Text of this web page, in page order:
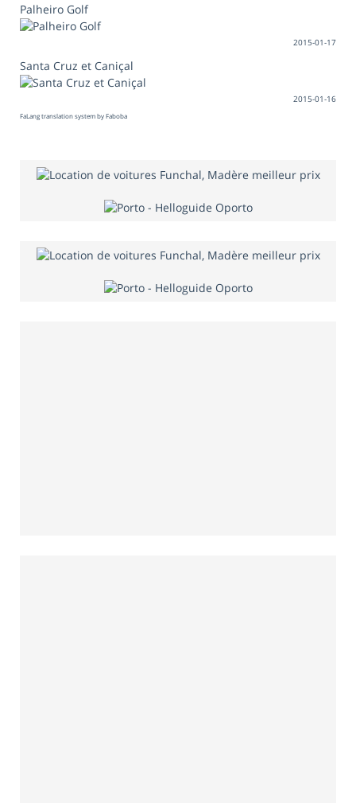
Palheiro Golf
2015-01-17
Santa Cruz et Caniçal
2015-01-16
FaLang translation system by Faboba